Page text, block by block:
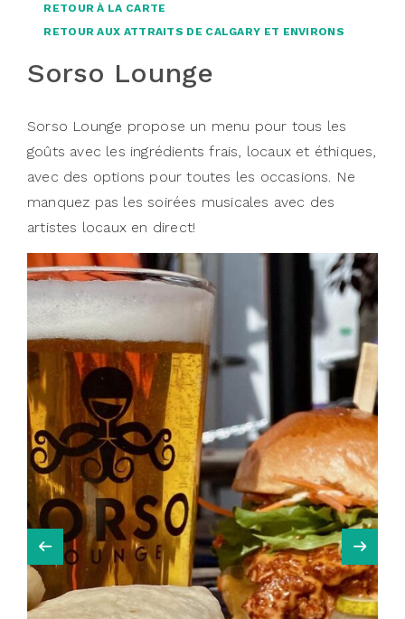
RETOUR À LA CARTE
RETOUR AUX ATTRAITS DE CALGARY ET ENVIRONS
Sorso Lounge
Sorso Lounge propose un menu pour tous les
goûts avec les ingrédients frais, locaux et éthiques,
avec des options pour toutes les occasions. Ne
manquez pas les soirées musicales avec des
artistes locaux en direct!